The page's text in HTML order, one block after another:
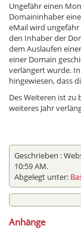
Ungefähr einen
Domaininhaber
eMail wird
den Inhaber der
dem Auslaufen
einer Domain
verlängert wurde.
hingewiesen, dass
Des Weiteren ist
weiteres Jahr
Geschrieben :
10:59 AM.
Abgelegt unter:
Anhänge